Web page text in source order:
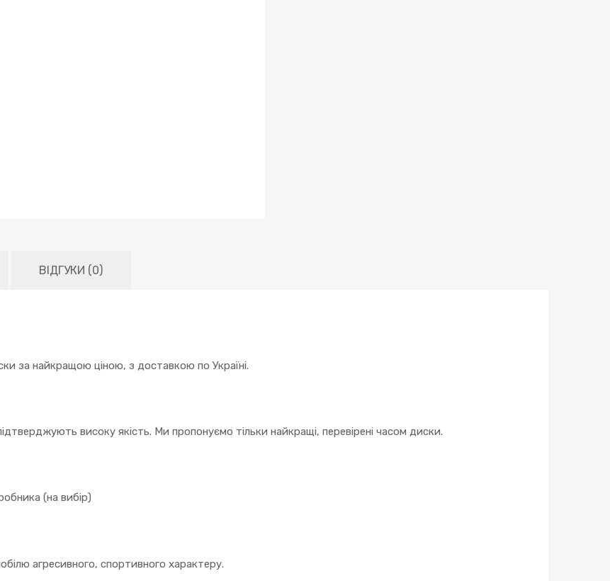
ВІДГУКИ (0)
за найкращою ціною, з доставкою по Україні.
високу якість. Ми пропонуємо тільки найкращі, перевірені часом диски.
(на вибір)
агресивного, спортивного характеру.